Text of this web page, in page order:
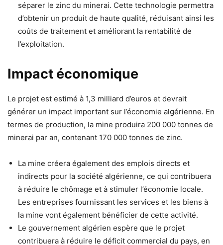
séparer le zinc du minerai. Cette technologie permettra
d’obtenir un produit de haute qualité, réduisant ainsi les
coûts de traitement et améliorant la rentabilité de
l’exploitation.
Impact économique
Le projet est estimé à 1,3 milliard d’euros et devrait
générer un impact important sur l’économie algérienne. En
termes de production, la mine produira 200 000 tonnes de
minerai par an, contenant 170 000 tonnes de zinc.
La mine créera également des emplois directs et
indirects pour la société algérienne, ce qui contribuera
à réduire le chômage et à stimuler l’économie locale.
Les entreprises fournissant les services et les biens à
la mine vont également bénéficier de cette activité.
Le gouvernement algérien espère que le projet
contribuera à réduire le déficit commercial du pays, en